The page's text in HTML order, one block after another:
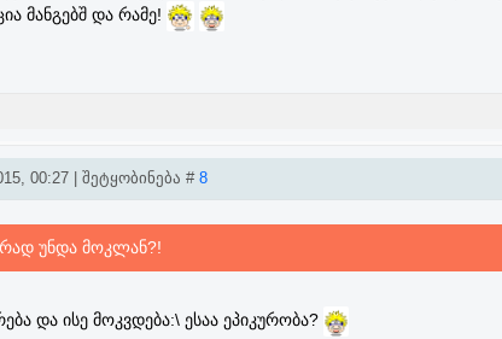
მანგებშ და რამე!
00:27 | შეტყობინება # 8
უნდა მოკლან?!
და ისე მოკვდება:\ ესაა ეპიკურობა?